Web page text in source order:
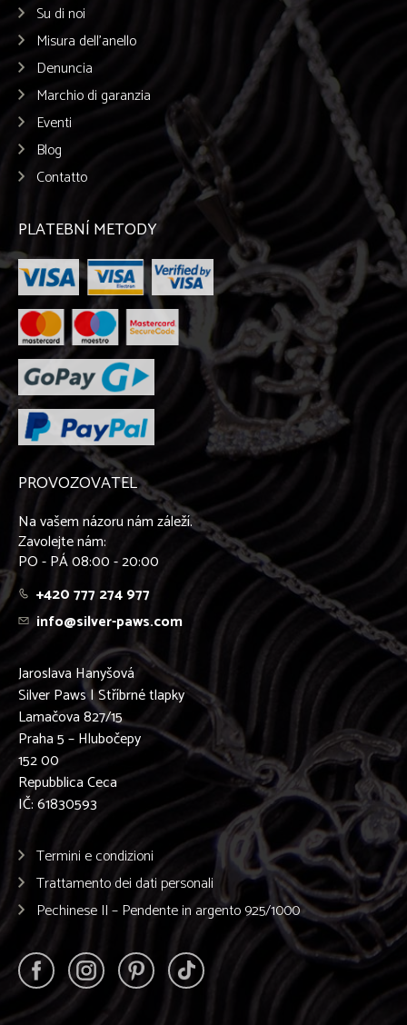
Su di noi
Misura dell’anello
Denuncia
Marchio di garanzia
Eventi
Blog
Contatto
PLATEBNÍ METODY
PROVOZOVATEL
Na vašem názoru nám záleží.
Zavolejte nám:
PO - PÁ 08:00 - 20:00
+420 777 274 977
info@silver-paws.com
Jaroslava Hanyšová
Silver Paws | Stříbrné tlapky
Lamačova 827/15
Praha 5 – Hlubočepy
152 00
Repubblica Ceca
IČ: 61830593
Termini e condizioni
Trattamento dei dati personali
Pechinese II – Pendente in argento 925/1000